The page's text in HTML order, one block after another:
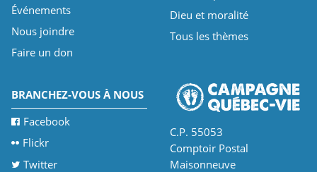
Événements
Nous joindre
Faire un don
Dieu et moralité
Tous les thèmes
BRANCHEZ-VOUS À NOUS
Facebook
Flickr
Twitter
C.P. 55053
Comptoir Postal
Maisonneuve